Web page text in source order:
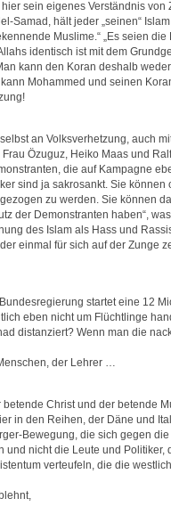
sein eigenes Verständnis von
Samad, hält jeder „seinen“
Muslime.“ „Es seien die
identisch ist mit dem
kann den Koran deshalb
Mohammed und seinen
an Volksverhetzung, auch
Özuguz, Heiko Maas und
die auf Kampagne
sind ja sakrosankt. Sie können
zu werden. Sie können
der Demonstranten haben“,
des Islam als Hass und
einmal für sich auf der Zunge
startet eine 12
eben nicht um Flüchtlinge
distanziert? Wenn man die
der Lehrer …
Christ und der betende
in den Reihen, der Däne und
Bewegung, die sich gegen
und nicht die Leute und Politiker,
verteufeln, die die